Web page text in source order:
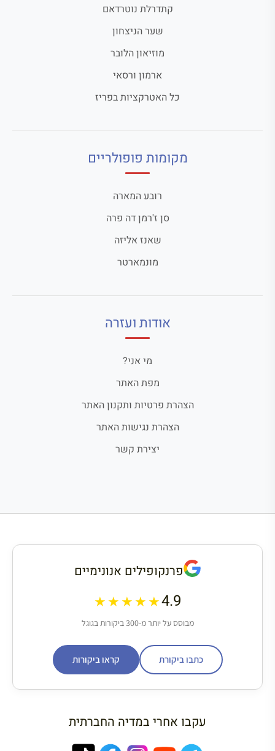
קתדרלת נוטרדאם
שער הניצחון
מוזיאון הלובר
ארמון ורסאי
כל האטרקציות בפריז
מקומות פופולריים
רובע המארה
סן ז'רמן דה פרה
שאנז אליזה
מונמארטר
אודות ועזרה
מי אני?
מפת האתר
הצהרת פרטיות ותקנון האתר
הצהרת נגישות האתר
יצירת קשר
פרנקופילים אנונימיים
4.9
★★★★★
מבוסס על יותר מ-300 ביקורות בגוגל
כתבו ביקורת קראו ביקורות
עקבו אחרי במדיה החברתית